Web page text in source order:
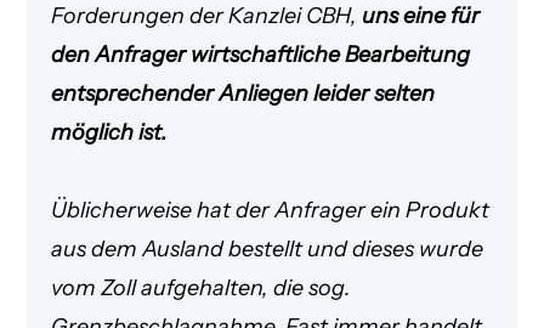
Forderungen der Kanzlei CBH, uns eine für
den Anfrager wirtschaftlicheBearbeitung
entsprechender Anliegen leider selten
möglich ist.
Üblicherweise hat der Anfrager ein Produkt
aus dem Ausland bestellt und dieses wurde
vom Zoll aufgehalten, die sog.